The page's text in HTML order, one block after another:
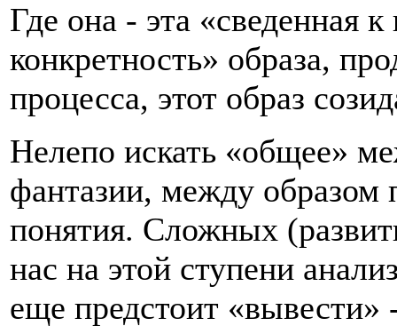
Где она - эта «сведенная
конкретность» образа,
процесса, этот образ
Нелепо искать «общее»
фантазии, между образом
понятия. Сложных
нас на этой ступени
еще предстоит «вывести»